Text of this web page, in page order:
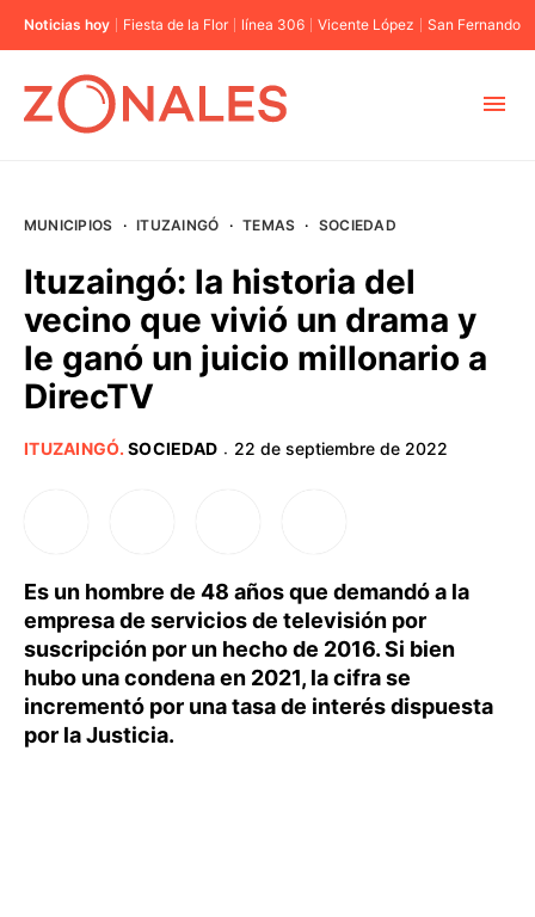
Noticias hoy Fiesta de la Flor línea 306 Vicente López San Fernando
BUENOS AIRES
PROVINCIAS
MUNICIPIOS · ITUZAINGÓ · TEMAS · SOCIEDAD
Ituzaingó: la historia del
vecino que vivió un drama y
le ganó un juicio millonario a
DirecTV
ITUZAINGÓ.SOCIEDAD · 22 de septiembre de 2022
Es un hombre de 48 años que demandó a la
empresa de servicios de televisión por
suscripción por un hecho de 2016. Si bien
hubo una condena en 2021, la cifra se
incrementó por una tasa de interés dispuesta
por la Justicia.